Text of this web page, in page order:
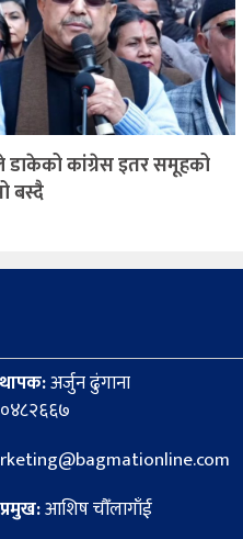
डाकेको कांग्रेस इतर समूहको
बस्दै
अर्जुन ढुंगाना
आशिष चौँलागाँई